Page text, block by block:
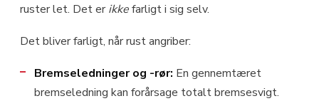
ruster let. Det erikkefarligt i sig selv.
Det bliver farligt, når rust angriber:
Bremseledninger og -rør: En gennemtæret
bremseledning kan forårsage totalt bremsesvigt.